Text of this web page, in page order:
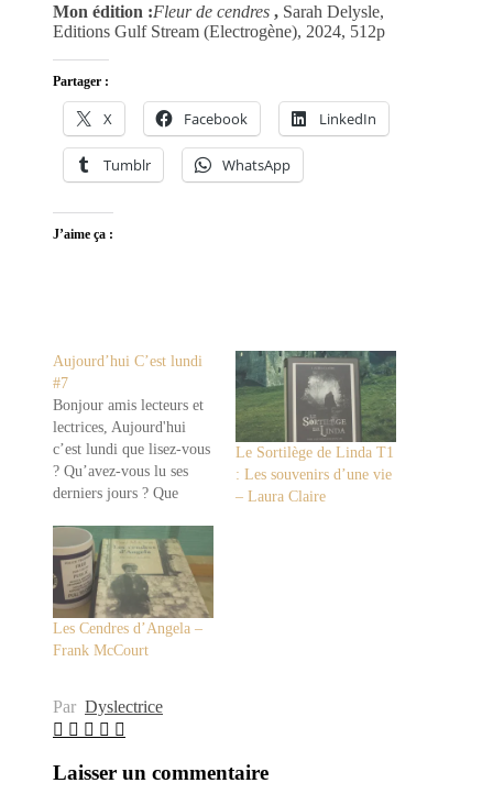
Mon édition :Fleur de cendres , Sarah Delysle,
Editions Gulf Stream (Electrogène), 2024, 512p
Partager :
X Facebook LinkedIn
Tumblr WhatsApp
J’aime ça :
Aujourd’hui C’est lundi
#7
Bonjour amis lecteurs et
lectrices, Aujourd'hui
c’est lundi que lisez-vous
? Qu’avez-vous lu ses
derniers jours ? Que
de semaine ? ➡ voici ma
lecture du moment📖 La
Passeuse de Mots - Tome
1 : La Passeuse de Mot
de Alric & Jennifer
Twice📖 ➡ attiré…
Le Sortilège de Linda T1
: Les souvenirs d’une vie
– Laura Claire
Les Cendres d’Angela –
Frank McCourt
Par Dyslectrice
Laisser un commentaire